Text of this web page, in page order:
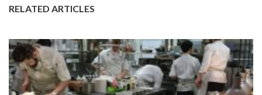
RELATED ARTICLES